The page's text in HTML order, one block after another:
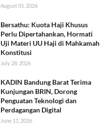
August 05, 2026
Bersathu: Kuota Haji Khusus
Perlu Dipertahankan, Hormati
Uji Materi UU Haji di Mahkamah
Konstitusi
July 28, 2026
KADIN Bandung Barat Terima
Kunjungan BRIN, Dorong
Penguatan Teknologi dan
Perdagangan Digital
June 11, 2026